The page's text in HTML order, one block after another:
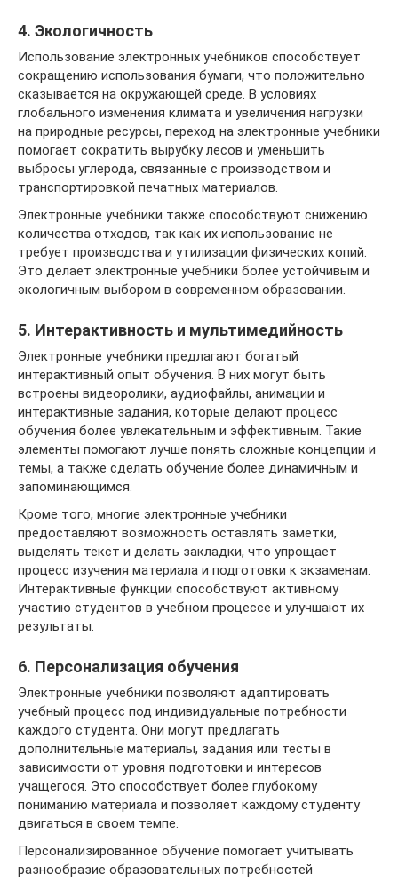
4. Экологичность
Использование электронных учебников способствует
сокращению использования бумаги, что положительно
сказывается на окружающей среде. В условиях
глобального изменения климата и увеличения нагрузки
на природные ресурсы, переход на электронные учебники
помогает сократить вырубку лесов и уменьшить
выбросы углерода, связанные с производством и
транспортировкой печатных материалов.
Электронные учебники также способствуют снижению
количества отходов, так как их использование не
требует производства и утилизации физических копий.
Это делает электронные учебники более устойчивым и
экологичным выбором в современном образовании.
5. Интерактивность и мультимедийность
Электронные учебники предлагают богатый
интерактивный опыт обучения. В них могут быть
встроены видеоролики, аудиофайлы, анимации и
интерактивные задания, которые делают процесс
обучения более увлекательным и эффективным. Такие
элементы помогают лучше понять сложные концепции и
темы, а также сделать обучение более динамичным и
запоминающимся.
Кроме того, многие электронные учебники
предоставляют возможность оставлять заметки,
выделять текст и делать закладки, что упрощает
процесс изучения материала и подготовки к экзаменам.
Интерактивные функции способствуют активному
участию студентов в учебном процессе и улучшают их
результаты.
6. Персонализация обучения
Электронные учебники позволяют адаптировать
учебный процесс под индивидуальные потребности
каждого студента. Они могут предлагать
дополнительные материалы, задания или тесты в
зависимости от уровня подготовки и интересов
учащегося. Это способствует более глубокому
пониманию материала и позволяет каждому студенту
двигаться в своем темпе.
Персонализированное обучение помогает учитывать
разнообразие образовательных потребностей